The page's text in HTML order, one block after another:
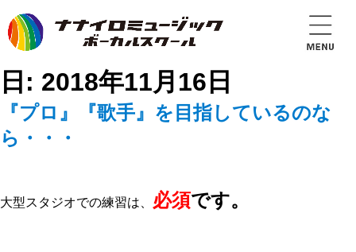
日: 2018年11月16日
『プロ』『歌手』を目指しているのな
ら・・・
大型スタジオでの練習は、 必須です。